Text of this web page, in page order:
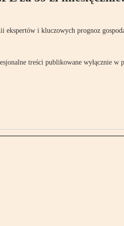
i kluczowych prognoz
treści publikowane wyłącznie w